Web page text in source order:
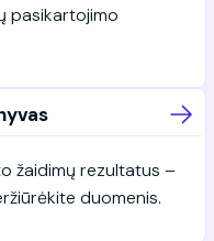
pasikartojimo
žaidimų rezultatus –
duomenis.